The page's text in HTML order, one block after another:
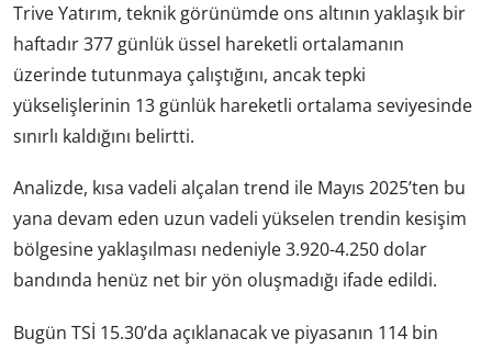
Trive Yatırım, teknik görünümde ons altının yaklaşık bir
haftadır 377 günlük üssel hareketli ortalamanın
üzerinde tutunmaya çalıştığını, ancak tepki
yükselişlerinin 13 günlük hareketli ortalama seviyesinde
sınırlı kaldığını belirtti.
Analizde, kısa vadeli alçalan trend ile Mayıs 2025’ten bu
yana devam eden uzun vadeli yükselen trendin kesişim
bölgesine yaklaşılması nedeniyle 3.920-4.250 dolar
bandında henüz net bir yön oluşmadığı ifade edildi.
Bugün TSİ 15.30’da açıklanacak ve piyasanın 114 bin